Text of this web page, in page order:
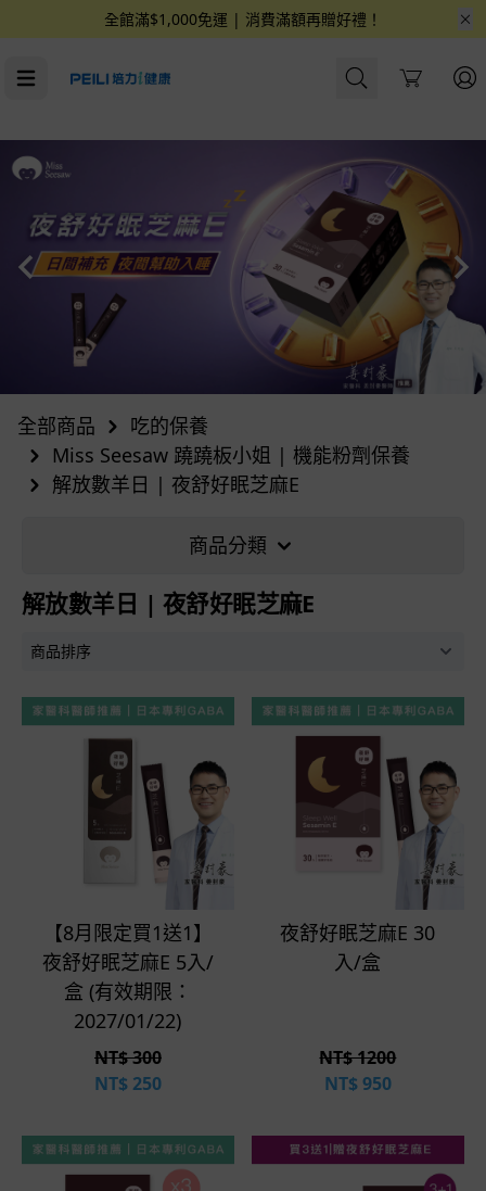
全館滿$1,000免運 | 消費滿額再贈好禮！
Cart
全部商品
吃的保養
Miss Seesaw 蹺蹺板小姐 | 機能粉劑保養
解放數羊日 | 夜舒好眠芝麻E
商品分類
解放數羊日 | 夜舒好眠芝麻E
立即選購
【8月限定買1送1】
夜舒好眠芝麻E 5入/
盒 (有效期限：
2027/01/22)
NT$ 300
NT$250
夜舒好眠芝麻E 30
入/盒
NT$ 1200
NT$950